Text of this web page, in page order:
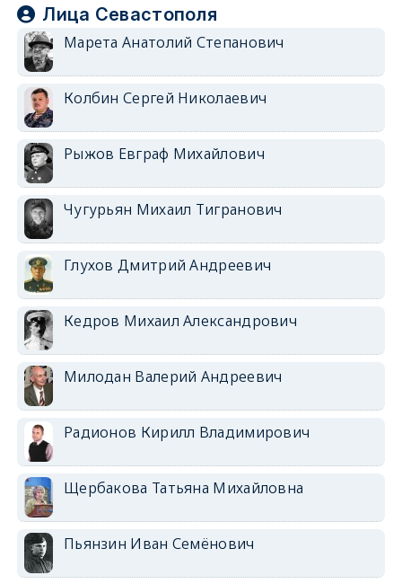
Лица Севастополя
Марета Анатолий Степанович
Колбин Сергей Николаевич
Рыжов Евграф Михайлович
Чугурьян Михаил Тигранович
Глухов Дмитрий Андреевич
Кедров Михаил Александрович
Милодан Валерий Андреевич
Радионов Кирилл Владимирович
Щербакова Татьяна Михайловна
Пьянзин Иван Семёнович